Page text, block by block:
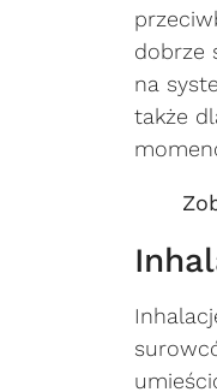
dobrze
na
także